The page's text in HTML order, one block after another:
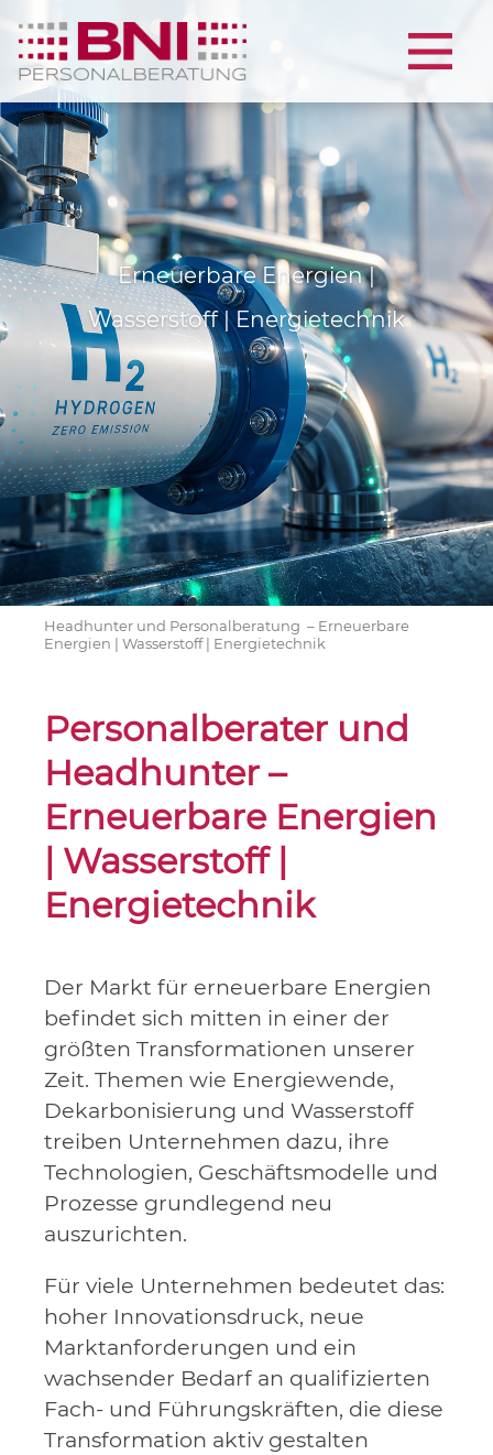
Erneuerbare Energien |
Wasserstoff | Energietechnik
Headhunter und Personalberatung – Erneuerbare
Energien | Wasserstoff | Energietechnik
Personalberater und
Headhunter –
Erneuerbare Energien
| Wasserstoff |
Energietechnik
Der Markt für erneuerbare Energien
befindet sich mitten in einer der
größten Transformationen unserer
Zeit. Themen wie Energiewende,
Dekarbonisierung und Wasserstoff
treiben Unternehmen dazu, ihre
Technologien, Geschäftsmodelle und
Prozesse grundlegend neu
auszurichten.
Für viele Unternehmen bedeutet das:
hoher Innovationsdruck, neue
Marktanforderungen und ein
wachsender Bedarf an qualifizierten
Fach- und Führungskräften, die diese
Transformation aktiv gestalten